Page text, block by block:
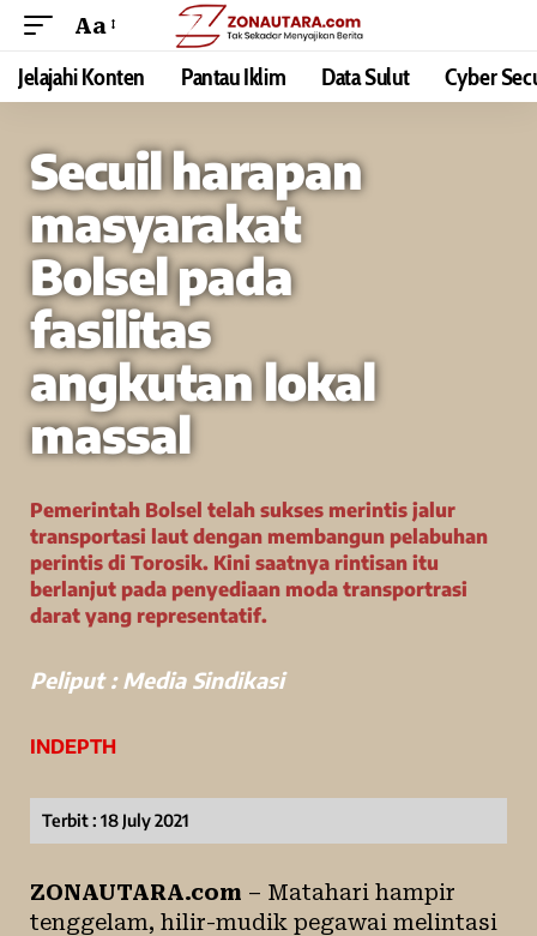
Aa
Jelajahi Konten Pantau Iklim Data Sulut Cyber
Secuil harapan
masyarakat
Bolsel pada
fasilitas
angkutan lokal
massal
Pemerintah Bolsel telah sukses merintis jalur
transportasi laut dengan membangun pelabuhan
perintis di Torosik. Kini saatnya rintisan itu
berlanjut pada penyediaan moda transportrasi
darat yang representatif.
Peliput :Media Sindikasi
INDEPTH
Terbit : 18 July 2021
ZONAUTARA.com – Matahari hampir
tenggelam, hilir-mudik pegawai melintasi